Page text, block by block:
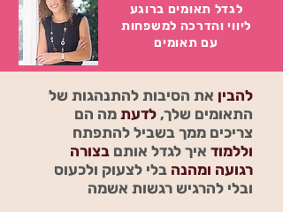
לגדל תאומים ברוגע
ליווי והדרכה למשפחות
עם תאומים
להבין את הסיבות להתנהגות של
התאומים שלך, לדעת מה הם
צריכים ממך בשביל להתפתח
וללמוד איך לגדל אותם בצורה
רגועה ומהנה בלי לצעוק ולכעוס
ובלי להרגיש רגשות אשמה